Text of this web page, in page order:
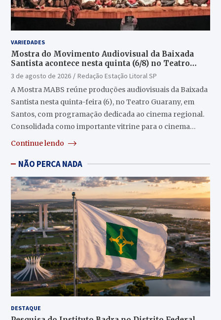
VARIEDADES
Mostra do Movimento Audiovisual da Baixada
Santista acontece nesta quinta (6/8) no Teatro
Guarany
3 de agosto de 2026
Redação Estação Litoral SP
A Mostra MABS reúne produções audiovisuais da Baixada
Santista nesta quinta-feira (6), no Teatro Guarany, em
Santos, com programação dedicada ao cinema regional.
Consolidada como importante vitrine para o cinema…
Continue lendo
NÃO PERCA NADA
DESTAQUE